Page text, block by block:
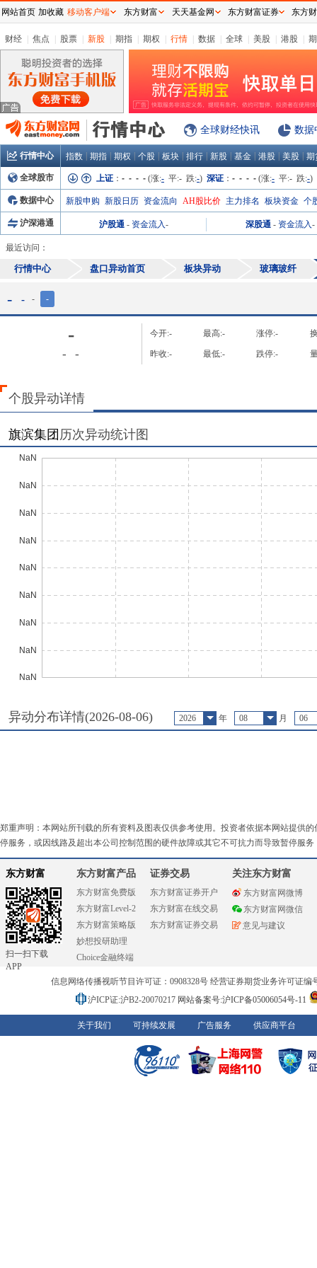
财经 焦点 股票 新股 期指 期权 行情 数据 全球 美股 港股
全球财经快讯 数据
行情中心 指数 期指 期权 个股 板块 排行 新股 基金 港股 美股 期
全球股市 上证 ： - - - - (涨:- 平:- 跌:-) 深证 ： - - - - (涨:- 平:- 跌:-)
数据中心 新股申购 新股日历 资金流向 AH股比价 主力排名 板块资金 个
沪深港通 沪股通 - 资金流入- 深股通 - 资金流入-
最近访问：
行情中心 盘口异动首页 板块异动 玻璃玻纤
- - - -
-
- -
今开:- 最高:- 涨停:-
昨收:- 最低:- 跌停:-
个股异动详情
旗滨集团 历次异动统计图
异动分布详情(2026-08-06) 2026 年 08 月 06
郑重声明：本网站所刊载的所有资料及图表仅供参考使用。投资者依据本网站提供
停服务，或因线路及超出本公司控制范围的硬件故障或其它不可抗力而导致暂停服
东方财富
扫一扫下载
APP
东方财富产品
东方财富免费版
东方财富Level-2
东方财富策略版
妙想投研助理
Choice金融终端
证券交易
东方财富证券开户
东方财富在线交易
东方财富证券交易
关注东方财富
东方财富网微博
东方财富网微信
意见与建议
信息网络传播视听节目许可证：0908328号 经营证券期货业务许可证编
沪ICP证:沪B2-20070217 网站备案号:沪ICP备05006054号-11
关于我们 可持续发展 广告服务 供应商平台
网站首页 加收藏 移动客户端 东方财富 天天基金网 东方财富证券 东方